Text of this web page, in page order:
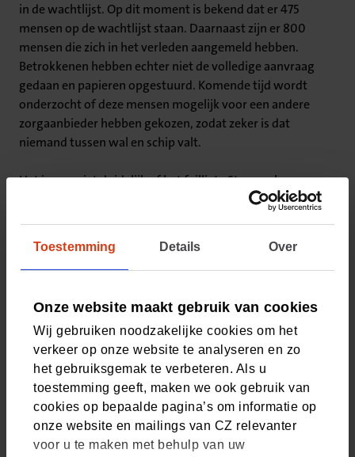
Toestemming Details Over
Onze website maakt gebruik van cookies
Wij gebruiken noodzakelijke cookies om het
verkeer op onze website te analyseren en zo
het gebruiksgemak te verbeteren. Als u
toestemming geeft, maken we ook gebruik van
cookies op bepaalde pagina’s om informatie op
onze website en mailings van CZ relevanter
voor u te maken met behulp van uw
in de wachtlijst. Op dit moment is bekend dat er 475
mensen op de wachtlijst staan. Daarnaast zijn er 800
mensen die zich in het verleden aangemeld hebben.
Betrokkenen hebben echter niet de volledige aanvraag
gedaan en papieren opgestuurd. Komende tijd wordt
onderzocht of deze mensen mogelijk voor een andere
zorgaanbieder hebben gekozen, zodat zeker is dat
niemand tussen wal en schip valt.
Het is nog niet duidelijk of het failliete Stepwork
overgenomen zal worden of dat patiënten uiteindelijk
hebben. Bij herplaatsing is de inzet om in afstemming met
andere aanbieders van transgenderzorg te zorgen dat
inschrijving bij Stepwork.
Zilveren Kruis en VGZ zijn en blijven namens alle
zorgverzekeraars in nauw overleg met de curator.
Daarnaast vindt geregeld overleg plaats met de
Nederlandse Zorgautoriteit, Inspectie Gezondheidszorg
en Jeugd, patiëntenorganisatie Transvisie, de
Kwartiermaker Transgenderzorg en het Ministerie van